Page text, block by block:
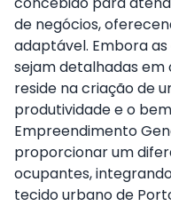
de negócios,
adaptável. Embora
sejam detalhadas em
reside na criação de
produtividade e o
Empreendimento
proporcionar um
ocupantes,
tecido urbano de